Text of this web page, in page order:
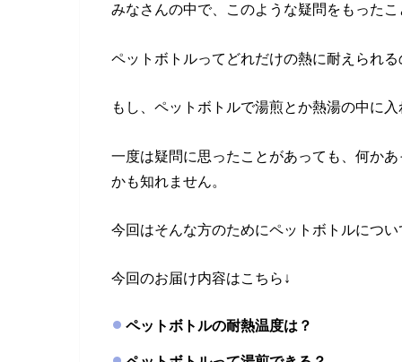
みなさんの中で、このような疑問をもった
ペットボトルってどれだけの熱に耐えられ
もし、ペットボトルで湯煎とか熱湯の中に
一度は疑問に思ったことがあっても、何か
かも知れません。
今回はそんな方のためにペットボトルにつ
今回のお届け内容はこちら↓
ペットボトルの耐熱温度は？